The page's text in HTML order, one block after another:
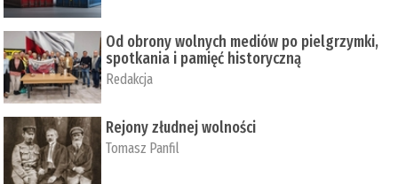
Od obrony wolnych mediów po pielgrzymki,
spotkania i pamięć historyczną
Redakcja
Rejony złudnej wolności
Tomasz Panfil